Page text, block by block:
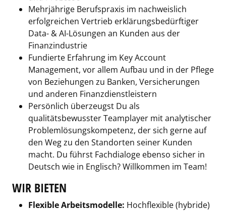
Mehrjährige Berufspraxis im nachweislich
erfolgreichen Vertrieb erklärungsbedürftiger
Data- & AI-Lösungen an Kunden aus der
Finanzindustrie
Fundierte Erfahrung im Key Account
Management, vor allem Aufbau und in der Pflege
von Beziehungen zu Banken, Versicherungen
und anderen Finanzdienstleistern
Persönlich überzeugst Du als
qualitätsbewusster Teamplayer mit analytischer
Problemlösungskompetenz, der sich gerne auf
den Weg zu den Standorten seiner Kunden
macht. Du führst Fachdialoge ebenso sicher in
Deutsch wie in Englisch? Willkommen im Team!
WIR BIETEN
Flexible Arbeitsmodelle: Hochflexible (hybride)